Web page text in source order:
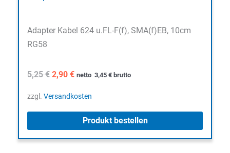
Adapter Kabel 624 u.FL-F(f), SMA(f)EB, 10cm
RG58
5,25€ Ursprünglicher
war:
2,90 €Aktueller
ist:
netto 3,45 € brutto
zzgl. Versandkosten
Produkt bestellen